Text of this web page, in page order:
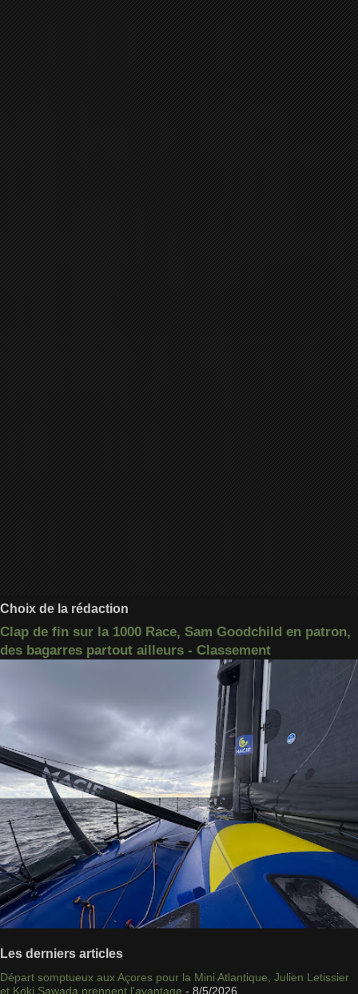
Choix de la rédaction
Clap de fin sur la 1000 Race, Sam Goodchild en patron,
des bagarres partout ailleurs - Classement
Les derniers articles
Départ somptueux aux Açores pour la Mini Atlantique, Julien Letissier
et Koki Sawada prennent l'avantage - 8/5/2026